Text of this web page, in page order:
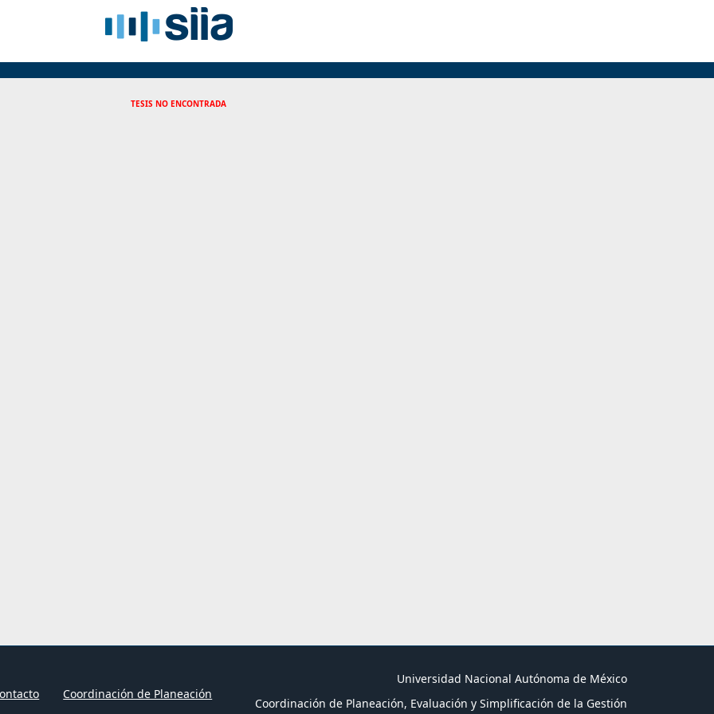
TESIS NO ENCONTRADA
Coordinación de Planeación
Universidad Nacional Autónoma de México
Coordinación de Planeación, Evaluación y Simplificación de la Gestión